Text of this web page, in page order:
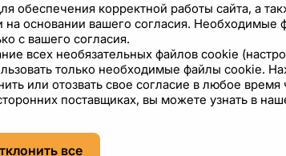
Условия использования
Политика файлов cookie
Лицензионное соглашение
корректной работы сайта, а
основании вашего согласия. Необходимые
с вашего согласия.
всех необязательных файлов cookie
только необходимые файлы cookie.
или отозвать свое согласие в любое
поставщиках, вы можете узнать в
все